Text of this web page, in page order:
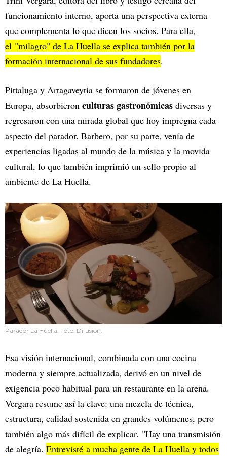
funcionamiento interno, aporta una perspectiva externa
que complementa lo que dicen los socios. Para ella,
el "milagro" de La Huella se explica también por la
formación internacional de sus fundadores.
Pittaluga y Artagaveytia se formaron de jóvenes en
Europa, absorbieron culturas gastronómicas diversas y
regresaron con una mirada global que hoy impregna cada
aspecto del parador. Barbero, por su parte, venía de
experiencias ligadas al mundo de la música y la movida
cultural, lo que también imprimió un sello propio al
ambiente de La Huella.
Parador La Huella. Foto: Difusión.
Esa visión internacional, combinada con una cocina
moderna y siempre actualizada, derivó en un nivel de
exigencia poco habitual para un restaurante en la arena.
Vergara resume así la clave: una mezcla de técnica,
estructura, calidad sostenida en grandes volúmenes, pero
también algo más difícil de explicar. "Hay una transmisión
de alegría. Entrevisté a mucha gente de La Huella y todos